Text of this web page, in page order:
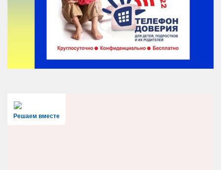
Решаем вместе